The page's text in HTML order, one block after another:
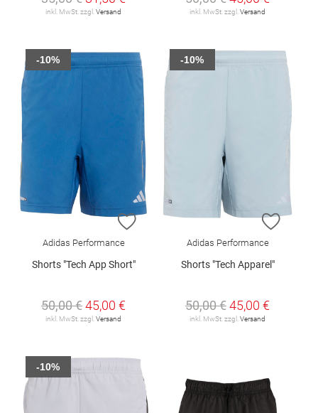
inkl. MwSt. zzgl. Versand inkl. MwSt. zzgl. Versand
ZUR WUNSCHLISTE HINZUFÜGEN
Adidas Performance
Shorts "Tech App Short"
50,00 €45,00 €
inkl. MwSt. zzgl.Versand
-10%
ZUR
Adidas Performance
Shorts "Tech Apparel"
50,00 €45,00 €
inkl. MwSt. zzgl.Versand
-10%
-10%